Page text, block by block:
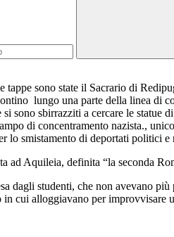
tappe sono state il Sacrario di
lungo una parte della linea
sono sbirrazziti a cercare le
di concentramento nazista.,
lo smistamento di deportati politici
ad Aquileia, definita “la seconda
dagli studenti, che non avevano
cui alloggiavano per improvvisare